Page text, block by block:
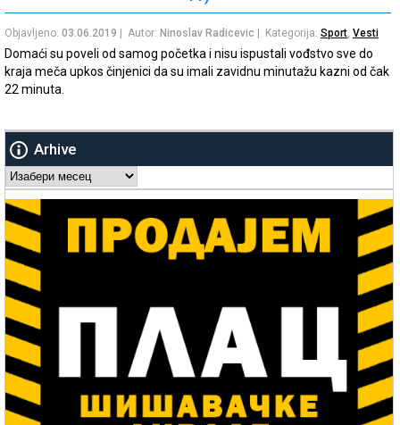
Objavljeno: 03.06.2019 | Autor: Ninoslav Radicevic | Kategorija: Sport Vesti
Domaći su poveli od samog početka i nisu ispustali vođstvo sve do
kraja meča upkos činjenici da su imali zavidnu minutažu kazni od čak
22 minuta.
Arhive
Arhive